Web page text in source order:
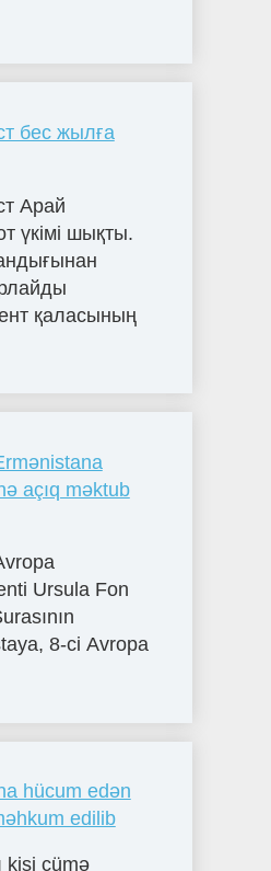
бес жылға
Арай
үкімі шықты.
қаласының
açıq məktub
Ursula Fon
8-ci Avropa
hücum edən
edilib
kişi cümə